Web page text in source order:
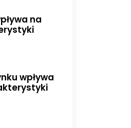
na
wpływa